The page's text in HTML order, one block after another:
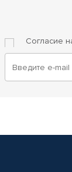
Согласие